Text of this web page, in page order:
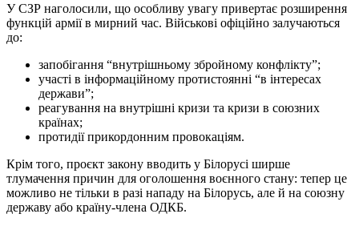
У СЗР наголосили, що особливу увагу привертає розширення
функцій армії в мирний час. Військові офіційно залучаються
до:
запобігання “внутрішньому збройному конфлікту”;
участі в інформаційному протистоянні “в інтересах
держави”;
реагування на внутрішні кризи та кризи в союзних
країнах;
протидії прикордонним провокаціям.
Крім того, проєкт закону вводить у Білорусі ширше
тлумачення причин для оголошення воєнного стану: тепер це
можливо не тільки в разі нападу на Білорусь, але й на союзну
державу або країну-члена ОДКБ.